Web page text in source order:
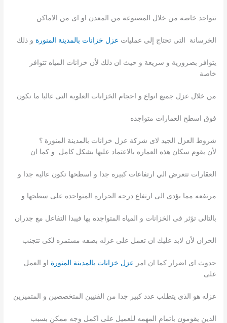
تتواجد خاصة من خلال المصنوعة من المعدن او اى من الاماكن
الخرسانة التى تحتاج إلى عمليات عزل خزانات بالمدينة المنورة و ذلك
يتوافر بضرورية و سريعة و حيث ان ذلك لأن خزانات المياه تتوافر
خاصة
من خلال عزل جميع انواع و احجام الخزانات العلوية التى غالبا ما تكون
فوق اسطح العمارات متواجده
شروط العزل الجيد لاى شركة عزل خزانات بالمدينة المنورة ؟
لأن يقوم سكان هذه العماره بالاعتماد عليها بشكل كامل و كما ان
العقارات تتعرض الي ارتفاعات كبيره جدا و اسطحها تكون عاليه جدا و
مرتفعه مما يؤدى الى ارتفاع درجه الحراره المتواجده على سطحها و
بالتالى تؤثر فى الخزانات و المياه المتواجده بها فيبدا التفاعل مع جدران
الخزان لأن لابد عليك ان تعمل على عزله بصفه مستمره لكى تتجنب
حدوث اى اضرار كما ان امر عزل خزانات بالمدينة المنورة او العمل
على
عزله هو الذى يتطلب عدد كبير جدا من الفنيين المتخصصين و المتميزين
الذين يقومون باتمام المهمه للعميل على اكمل وجه ممكن بسبب